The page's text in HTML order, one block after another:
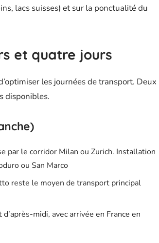
lacs suisses) et sur la ponctualité du
et quatre jours
les journées de transport. Deux
disponibles.
par le corridor Milan ou Zurich. Installation
ou San Marco
reste le moyen de transport principal
midi, avec arrivée en France en